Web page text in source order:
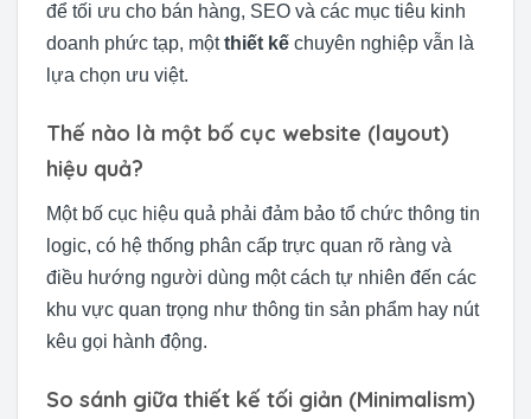
để tối ưu cho bán hàng, SEO và các mục tiêu kinh
doanh phức tạp, mộtthiết kế chuyên nghiệp vẫn là
lựa chọn ưu việt.
Thế nào là một bố cục website (layout)
hiệu quả?
Một bố cục hiệu quả phải đảm bảo tổ chức thông tin
logic, có hệ thống phân cấp trực quan rõ ràng và
điều hướng người dùng một cách tự nhiên đến các
khu vực quan trọng như thông tin sản phẩm hay nút
kêu gọi hành động.
So sánh giữa thiết kế tối giản (Minimalism)